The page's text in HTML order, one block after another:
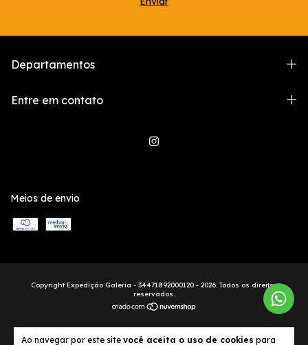
Ao navegar por este site você aceita o uso de cookies para
Departamentos
Entre em contato
Meios de envio
Copyright Expedição Galeria - 34471892000120 - 2026. Todos os direitos
reservados.